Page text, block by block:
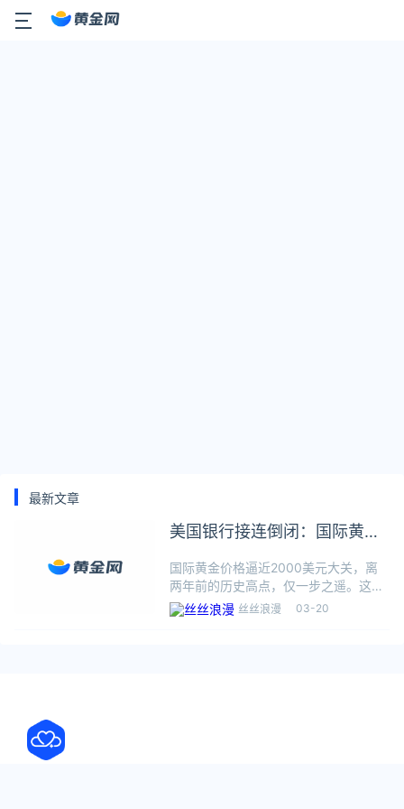
最新文章
美国银行接连倒闭：国际黄金
疯抢
国际黄金价格逼近2000美元大关，离
两年前的历史高点，仅一步之遥。这一
周，避险情绪升温使得贵金属等避险资
产大幅上涨。纽约黄金期货一周内累涨
丝丝浪漫 03-20